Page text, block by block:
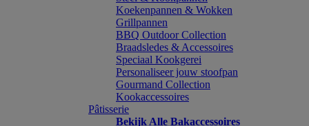
Koekenpannen & Wokken
Grillpannen
BBQ Outdoor Collection
Braadsledes & Accessoires
Speciaal Kookgerei
Personaliseer jouw stoofpan
Gourmand Collection
Kookaccessoires
Pâtisserie
Bekijk Alle Bakaccessoires